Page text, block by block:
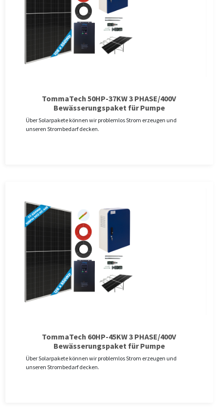
TommaTech 50HP-37KW 3 PHASE/400V
Bewässerungspaket für Pumpe
Über Solarpakete können wir problemlos Strom erzeugen und
unseren Strombedarf decken.
TommaTech 60HP-45KW 3 PHASE/400V
Bewässerungspaket für Pumpe
Über Solarpakete können wir problemlos Strom erzeugen und
unseren Strombedarf decken.